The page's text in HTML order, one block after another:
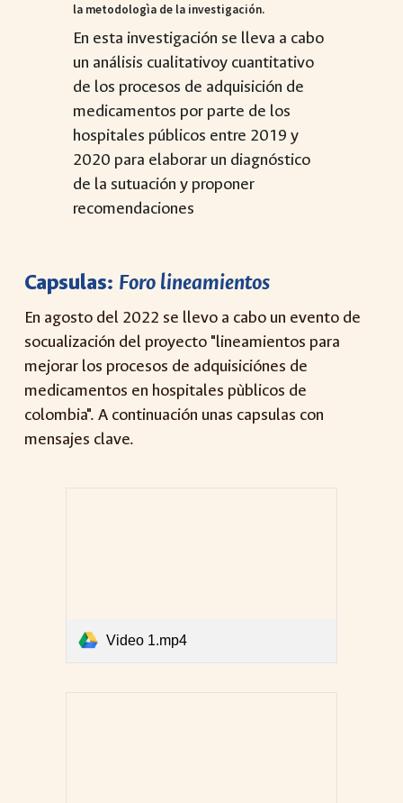
la metodologìa de la investigación.
En esta investigación se lleva a cabo
un análisis cualitativoy cuantitativo
de los procesos de adquisición de
medicamentos por parte de los
hospitales públicos entre 2019 y
2020 para elaborar un diagnóstico
de la sutuación y proponer
recomendaciones
Capsulas: Foro lineamientos
En agosto del 2022 se llevo a cabo un evento de
socualización del proyecto "lineamientos para
mejorar los procesos de adquisiciónes de
medicamentos en hospitales pùblicos de
colombia". A continuación unas capsulas con
mensajes clave.
Video 1.mp4